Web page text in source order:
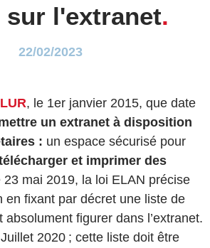
sur l'extranet.
22/02/2023
, le 1er janvier 2015, que date
un extranet à disposition
: un espace sécurisé pour
et imprimer des
23 mai 2019, la loi ELAN précise
en fixant par décret une liste de
figurer dans l’extranet.
Juillet 2020 ; cette liste doit être